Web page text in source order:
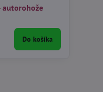
autorohože
Do košíka